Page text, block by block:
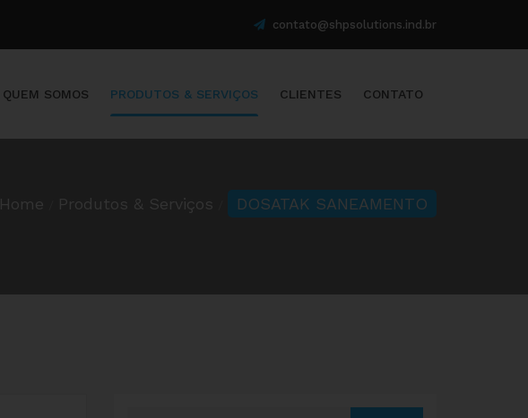
contato@shpsolutions.ind.br
QUEM SOMOS PRODUTOS & SERVIÇOS CLIENTES CONTATO
Home Produtos & Serviços DOSATAK SANEAMENTO